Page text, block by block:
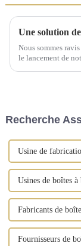
Nous sommes
le lancement de
bijoux, ...
Recherche
Usine de
Usines de boîtes
Fabricants de
Fournisseurs de